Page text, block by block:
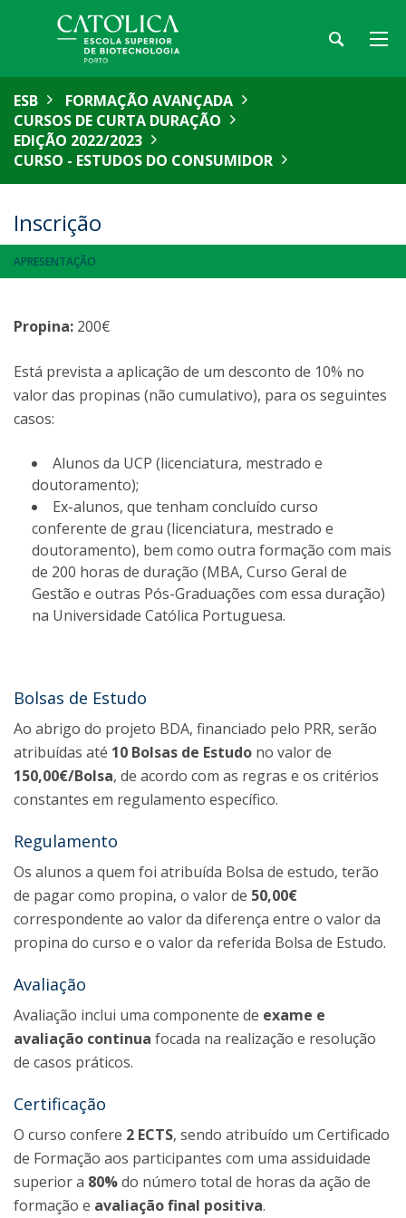
ESB
FORMAÇÃO AVANÇADA
CURSOS DE CURTA DURAÇÃO
EDIÇÃO 2022/2023
CURSO - ESTUDOS DO CONSUMIDOR
Inscrição
APRESENTAÇÃO
Propina: 200€
Está prevista a aplicação de um desconto de 10% no
valor das propinas (não cumulativo), para os seguintes
casos:
Alunos da UCP (licenciatura, mestrado e
doutoramento);
Ex-alunos, que tenham concluído curso
conferente de grau (licenciatura, mestrado e
doutoramento), bem como outra formação com mais
de 200 horas de duração (MBA, Curso Geral de
Gestão e outras Pós-Graduações com essa duração)
na Universidade Católica Portuguesa.
Bolsas de Estudo
Ao abrigo do projeto BDA, financiado pelo PRR, serão
atribuídas até 10 Bolsas de Estudo no valor de
150,00€/Bolsa, de acordo com as regras e os critérios
constantes em regulamento específico.
Regulamento
Os alunos a quem foi atribuída Bolsa de estudo, terão
de pagar como propina, o valor de 50,00€
correspondente ao valor da diferença entre o valor da
propina do curso e o valor da referida Bolsa de Estudo.
Avaliação
Avaliação inclui uma componente de exame e
avaliação continua focada na realização e resolução
de casos práticos.
Certificação
O curso confere 2 ECTS, sendo atribuído um Certificado
de Formação aos participantes com uma assiduidade
superior a 80%do número total de horas da ação de
formação e avaliação final positiva.